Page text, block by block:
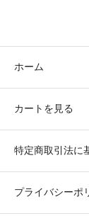
ホーム
カートを見る
特定商取引法に
プライバシーポ